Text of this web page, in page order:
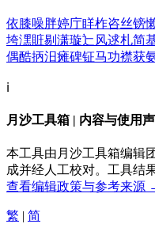
依膝噪 胖婷庁眻柞咨丝镑
垮潶賍剔潇璇辷 风逑札简
偶酷抦汨瘫碑钲马功襟获
ℹ️
月沙工具箱 | 内容与使用
本工具由月沙工具箱编辑
成并经人工校对。工具结
查看编辑政策与参考来源
繁 简